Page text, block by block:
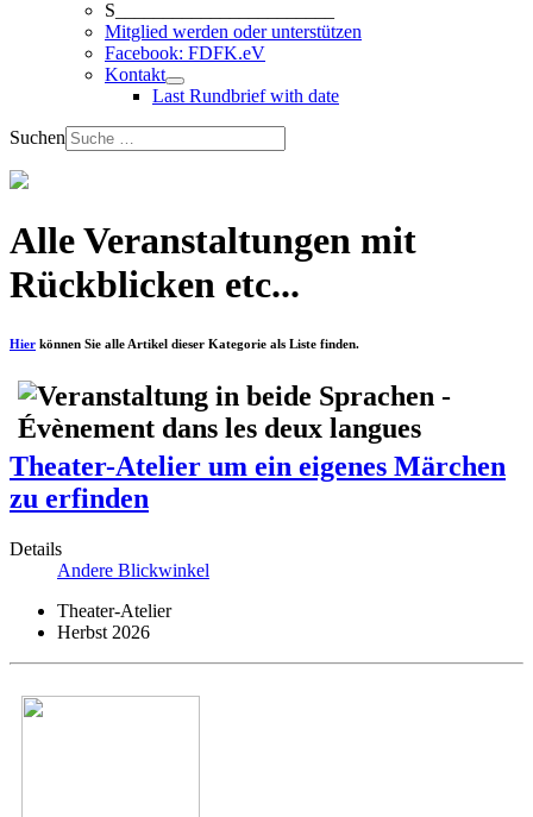
S_______________________
Mitglied werden oder unterstützen
Facebook: FDFK.eV
Kontakt
Last Rundbrief with date
Suchen
Alle Veranstaltungen mit
Rückblicken etc...
Hier können Sie alle Artikel dieser Kategorie als Liste finden.
Theater-Atelier um ein eigenes Märchen
zu erfinden
Details
Andere Blickwinkel
Theater-Atelier
Herbst 2026